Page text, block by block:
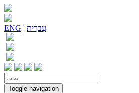
ENG | עִברִית
Toggle navigation